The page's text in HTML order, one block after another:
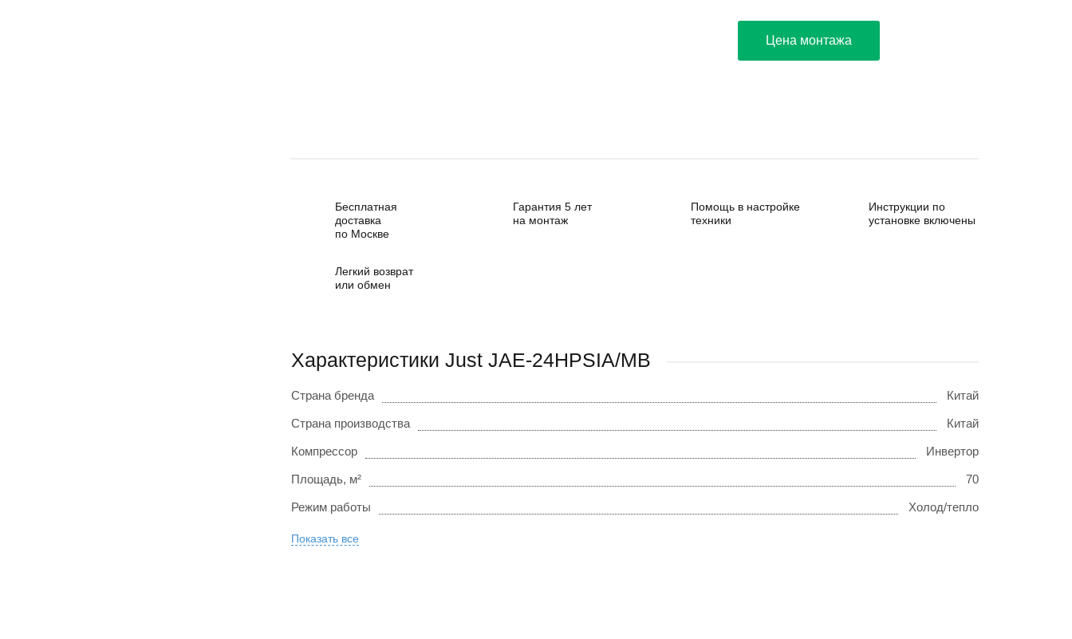
Цена монтажа
Бесплатная
доставка
по Москве
Гарантия 5 лет
на монтаж
Помощь в настройке
техники
Инструкции по
установке включены
Легкий возврат
или обмен
Характеристики Just JAE-24HPSIA/MB
Страна бренда Китай
Страна производства Китай
Компрессор Инвертор
Площадь, м² 70
Режим работы Холод/тепло
Показать все